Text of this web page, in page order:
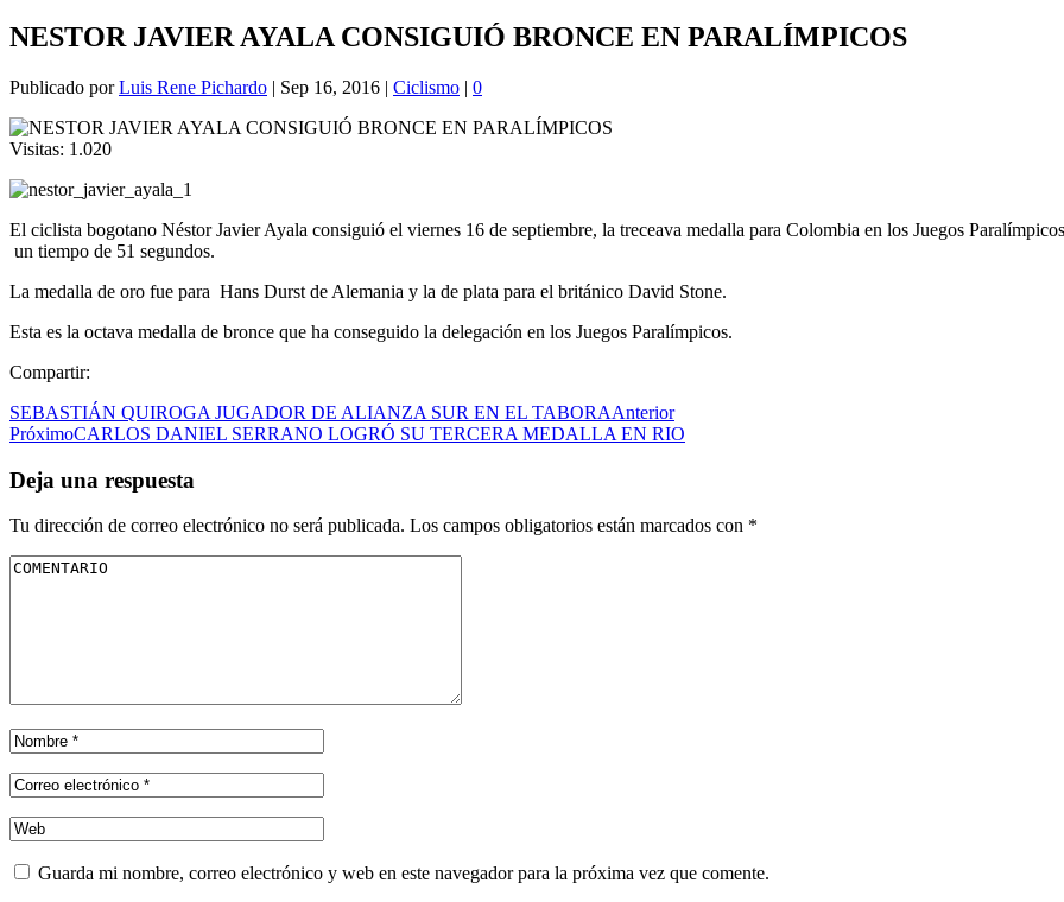
NESTOR JAVIER AYALA CONSIGUIÓ BRONCE EN PARALÍMPICOS
Publicado porLuis Rene Pichardo | Sep 16, 2016 | Ciclismo | 0
Visitas: 1.020
El ciclista bogotano Néstor Javier Ayala consiguió el viernes 16 de septiembre, la treceava medalla para Colombia en los Juegos
un tiempo de 51 segundos.
La medalla de oro fue para Hans Durst de Alemania y la de plata para el británico David Stone.
Esta es la octava medalla de bronce que ha conseguido la delegación en los Juegos Paralímpicos.
Compartir:
SEBASTIÁN QUIROGA JUGADOR DE ALIANZA SUR EN EL TABORAAnterior
PróximoCARLOS DANIEL SERRANO LOGRÓ SU TERCERA MEDALLA EN RIO
Deja una respuesta
Tu dirección de correo electrónico no será publicada. Los campos obligatorios están marcados con *
Guarda mi nombre, correo electrónico y web en este navegador para la próxima vez que comente.